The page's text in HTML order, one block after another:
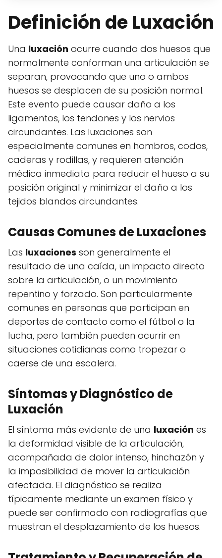
Definición de Luxación
Una luxación ocurre cuando dos huesos que
normalmente conforman una articulación se
separan, provocando que uno o ambos
huesos se desplacen de su posición normal.
Este evento puede causar daño a los
ligamentos, los tendones y los nervios
circundantes. Las luxaciones son
especialmente comunes en hombros, codos,
caderas y rodillas, y requieren atención
médica inmediata para reducir el hueso a su
posición original y minimizar el daño a los
tejidos blandos circundantes.
Causas Comunes de Luxaciones
Las luxaciones son generalmente el
resultado de una caída, un impacto directo
sobre la articulación, o un movimiento
repentino y forzado. Son particularmente
comunes en personas que participan en
deportes de contacto como el fútbol o la
lucha, pero también pueden ocurrir en
situaciones cotidianas como tropezar o
caerse de una escalera.
Síntomas y Diagnóstico de
Luxación
El síntoma más evidente de una luxación es
la deformidad visible de la articulación,
acompañada de dolor intenso, hinchazón y
la imposibilidad de mover la articulación
afectada. El diagnóstico se realiza
típicamente mediante un examen físico y
puede ser confirmado con radiografías que
muestran el desplazamiento de los huesos.